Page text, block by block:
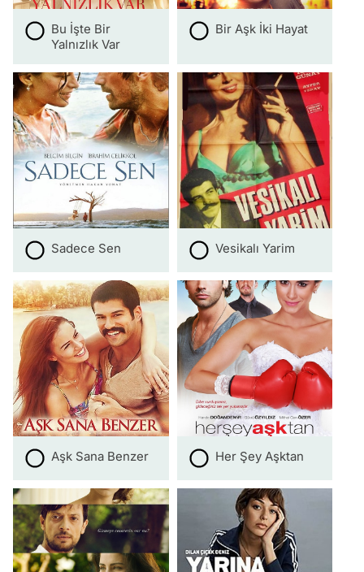
Bu İşte Bir
Yalnızlık Var
Bir Aşk İki Hayat
Sadece Sen Vesikalı Yarim
Aşk Sana Benzer Her Şey Aşktan